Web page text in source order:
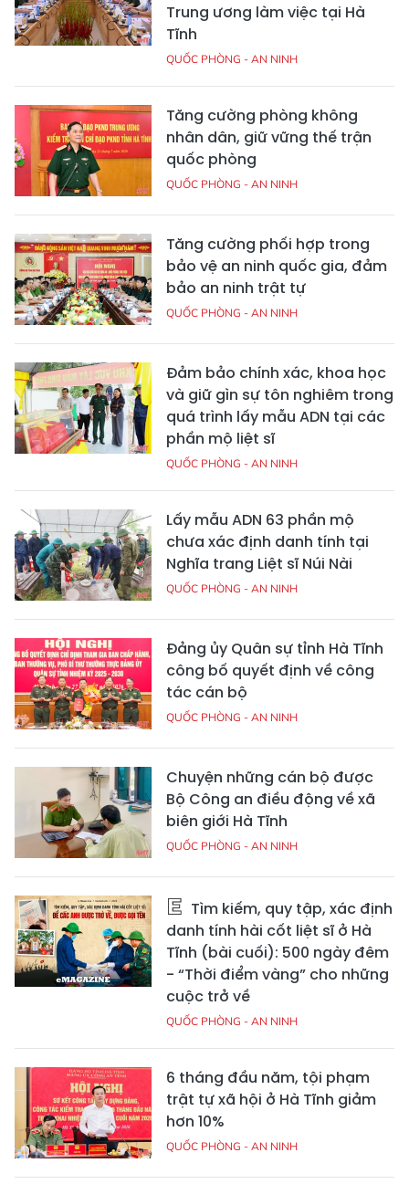
Trung ương làm việc tại Hà
Tĩnh
QUỐC PHÒNG - AN NINH
Tăng cường phòng không
nhân dân, giữ vững thế trận
quốc phòng
QUỐC PHÒNG - AN NINH
Tăng cường phối hợp trong
bảo vệ an ninh quốc gia, đảm
bảo an ninh trật tự
QUỐC PHÒNG - AN NINH
Đảm bảo chính xác, khoa học
và giữ gìn sự tôn nghiêm trong
quá trình lấy mẫu ADN tại các
phần mộ liệt sĩ
QUỐC PHÒNG - AN NINH
Lấy mẫu ADN 63 phần mộ
chưa xác định danh tính tại
Nghĩa trang Liệt sĩ Núi Nài
QUỐC PHÒNG - AN NINH
Đảng ủy Quân sự tỉnh Hà Tĩnh
công bố quyết định về công
tác cán bộ
QUỐC PHÒNG - AN NINH
Chuyện những cán bộ được
Bộ Công an điều động về xã
biên giới Hà Tĩnh
QUỐC PHÒNG - AN NINH
Tìm kiếm, quy tập, xác định
danh tính hài cốt liệt sĩ ở Hà
Tĩnh (bài cuối): 500 ngày đêm
- “Thời điểm vàng” cho những
cuộc trở về
QUỐC PHÒNG - AN NINH
6 tháng đầu năm, tội phạm
trật tự xã hội ở Hà Tĩnh giảm
hơn 10%
QUỐC PHÒNG - AN NINH